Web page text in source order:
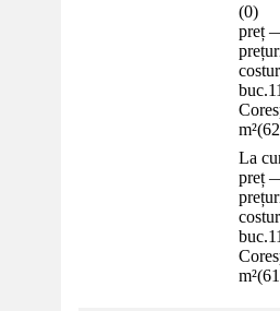
(0)
preț
buc.
m²(
La
preț
buc.
m²(